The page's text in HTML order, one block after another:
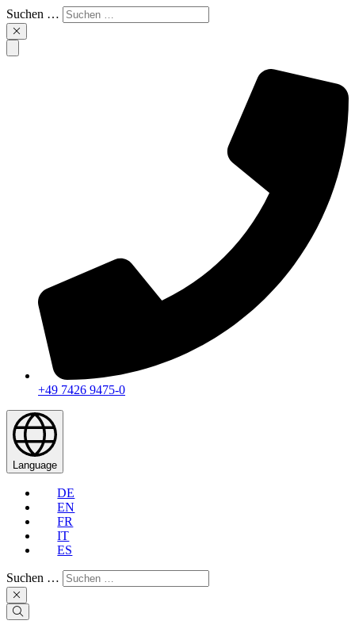
Suchen …
+49 7426 9475-0
Language
DE
EN
FR
IT
ES
Suchen …